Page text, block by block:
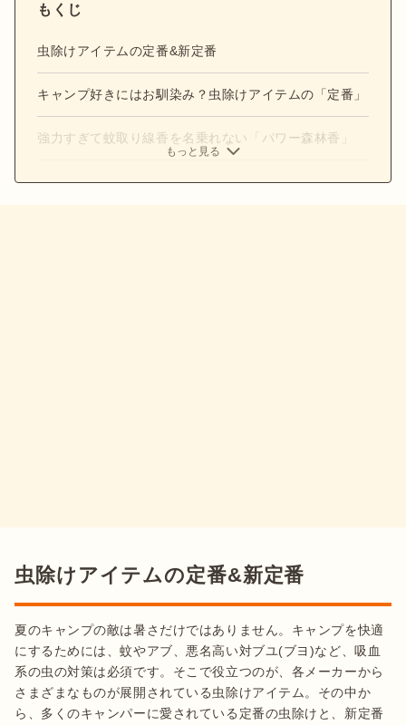
もくじ
虫除けアイテムの定番&新定番
キャンプ好きにはお馴染み？虫除けアイテムの「定番」
強力すぎて蚊取り線香を名乗れない「パワー森林香」
もっと見る
虫除けアイテムの定番&新定番
夏のキャンプの敵は暑さだけではありません。キャンプを快適
にするためには、蚊やアブ、悪名高い対ブユ(ブヨ)など、吸血
系の虫の対策は必須です。そこで役立つのが、各メーカーから
さまざまなものが展開されている虫除けアイテム。その中か
ら、多くのキャンパーに愛されている定番の虫除けと、新定番